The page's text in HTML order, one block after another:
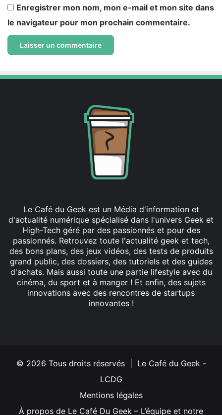
Enregistrer mon nom, mon e-mail et mon site dans
le navigateur pour mon prochain commentaire.
Le Café du Geek est un Média d'information et
d'actualité numérique spécialisé dans l'univers Geek et
High-Tech géré par des passionnés et pour des
passionnés. Retrouvez toute l'actualité geek et tech,
des bons plans, des jeux vidéos, des tests de produits
grand public, des dossiers, des tutoriels et des guides
d'achats. Mais aussi toute une partie lifestyle avec du
cinéma, du sport et à manger ! Et enfin, des sujets
innovations avec des rencontres de startups
innovantes !
© 2026 Tous droits réservés | Le Café du Geek -
LCDG
Mentions légales
À propos de Le Café Du Geek – L’équipe et notre